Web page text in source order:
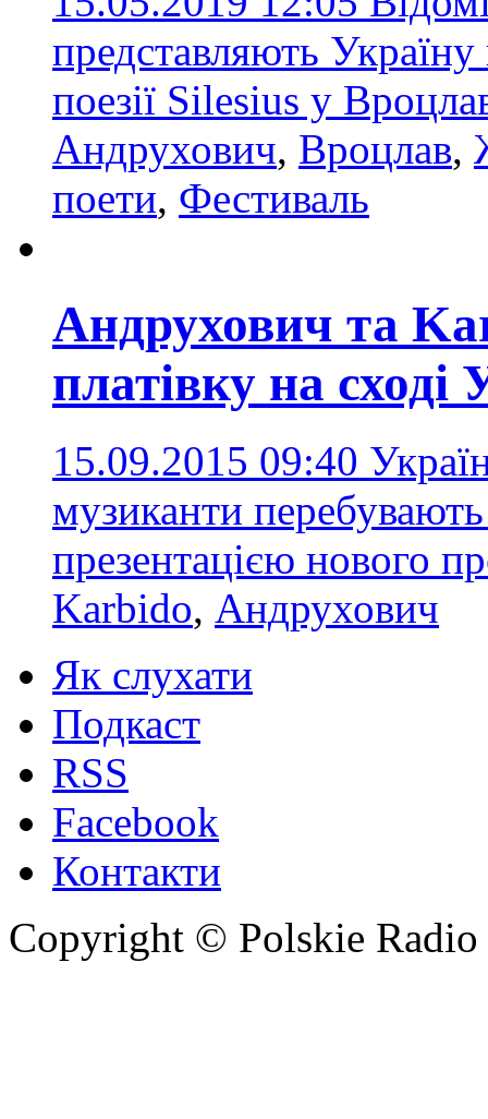
представляють
поезії Silesius у
Андрухович, Вроцлав,
поети, Фестиваль
Андрухович та
платівку на
15.09.2015 09:40
музиканти перебувають
презентацією нового
Karbido, Андрухович
Як слухати
Подкаст
RSS
Facebook
Контакти
Copyright © Polskie